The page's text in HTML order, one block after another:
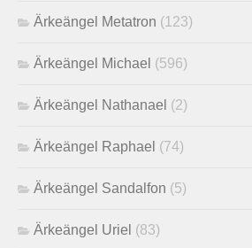
Ärkeängel Metatron (123)
Ärkeängel Michael (596)
Ärkeängel Nathanael (2)
Ärkeängel Raphael (74)
Ärkeängel Sandalfon (5)
Ärkeängel Uriel (83)